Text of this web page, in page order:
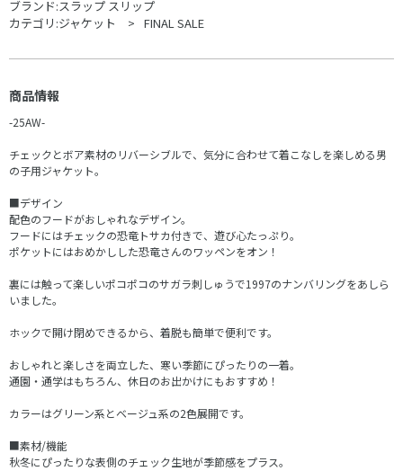
ブランド:スラップ スリップ
カテゴリ:ジャケット FINAL SALE
商品情報
-25AW-
チェックとボア素材のリバーシブルで、気分に合わせて着こなしを楽しめる男
の子用ジャケット。
■デザイン
配色のフードがおしゃれなデザイン。
フードにはチェックの恐竜トサカ付きで、遊び心たっぷり。
ポケットにはおめかしした恐竜さんのワッペンをオン！
裏には触って楽しいポコポコのサガラ刺しゅうで1997のナンバリングをあしら
いました。
ホックで開け閉めできるから、着脱も簡単で便利です。
おしゃれと楽しさを両立した、寒い季節にぴったりの一着。
通園・通学はもちろん、休日のお出かけにもおすすめ！
カラーはグリーン系とベージュ系の2色展開です。
■素材/機能
秋冬にぴったりな表側のチェック生地が季節感をプラス。